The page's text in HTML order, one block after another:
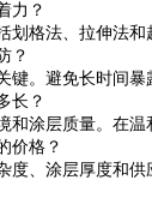
提供单一功能。多
成本也更高。
力？
划格法、拉伸法和
速评估；拉伸法则
？
键。避免长时间
环境。必要时可进
长？
和涂层质量。在温
环境下，可能缩短
价格？
度、涂层厚度和供
料和复杂工艺会显